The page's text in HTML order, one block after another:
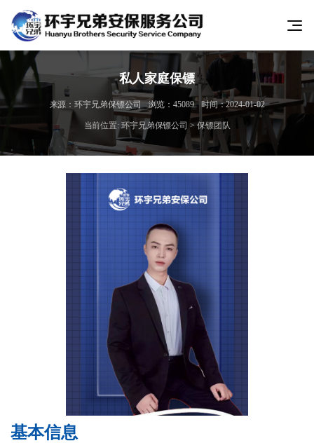
私人家庭保镖
来源：环宇兄弟保镖公司 浏览：45089 时间：2024-01-02
当前位置: 环宇兄弟保镖公司 > 保镖团队
基本信息